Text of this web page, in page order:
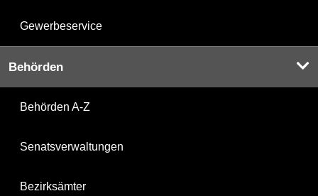
Gewerbeservice
Behörden
Behörden A-Z
Senatsverwaltungen
Bezirksämter